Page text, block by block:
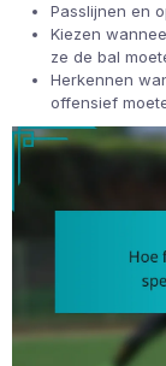
Passlijnen en
Kiezen
ze de bal
Herkennen
offensief